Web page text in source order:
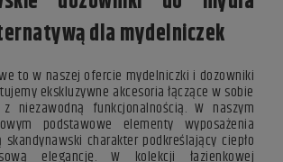
dla mydelniczek
to w naszej ofercie mydelniczki i dozowniki
ekskluzywne akcesoria łączące w sobie
niezawodną funkcjonalnością. W naszym
podstawowe elementy wyposażenia
charakter podkreślający ciepło
elegancję. W kolekcji łazienkowej